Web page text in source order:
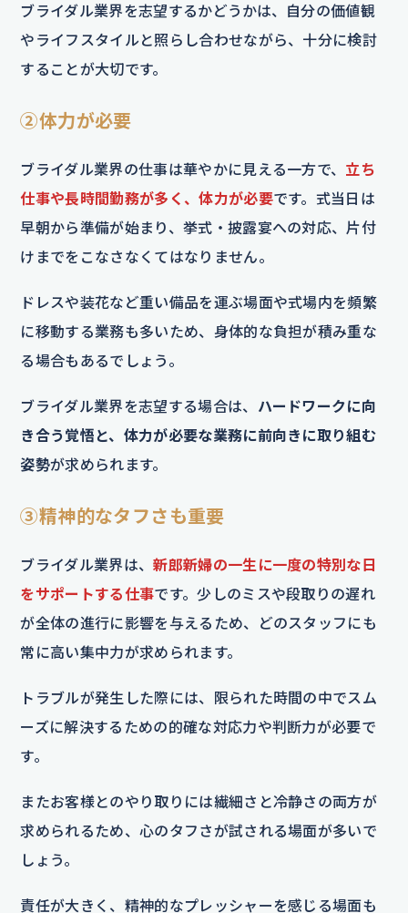
ブライダル業界を志望するかどうかは、自分の価値観
やライフスタイルと照らし合わせながら、十分に検討
することが大切です。
②体力が必要
ブライダル業界の仕事は華やかに見える一方で、 立ち
仕事や長時間勤務が多く、体力が必要です。式当日は
早朝から準備が始まり、挙式・披露宴への対応、片付
けまでをこなさなくてはなりません。
ドレスや装花など重い備品を運ぶ場面や式場内を頻繁
に移動する業務も多いため、身体的な負担が積み重な
る場合もあるでしょう。
ブライダル業界を志望する場合は、 ハードワークに向
き合う覚悟と、体力が必要な業務に前向きに取り組む
姿勢が求められます。
③精神的なタフさも重要
ブライダル業界は、新郎新婦の一生に一度の特別な日
をサポートする仕事です。少しのミスや段取りの遅れ
が全体の進行に影響を与えるため、どのスタッフにも
常に高い集中力が求められます。
トラブルが発生した際には、限られた時間の中でスム
ーズに解決するための的確な対応力や判断力が必要で
す。
またお客様とのやり取りには繊細さと冷静さの両方が
求められるため、心のタフさが試される場面が多いで
しょう。
責任が大きく、精神的なプレッシャーを感じる場面も